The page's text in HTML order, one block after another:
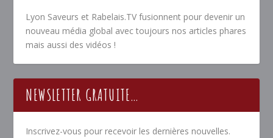
Lyon Saveurs et Rabelais.TV fusionnent pour devenir un
nouveau média global avec toujours nos articles phares
mais aussi des vidéos !
NEWSLETTER GRATUITE…
Inscrivez-vous pour recevoir les dernières nouvelles.